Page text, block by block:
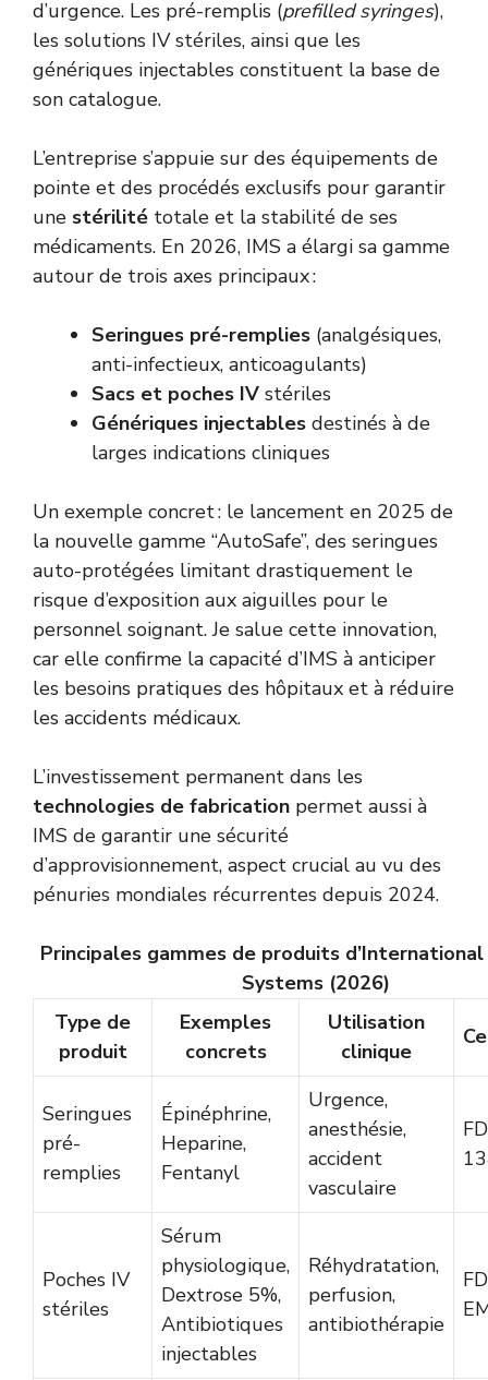
d’urgence. Les pré-remplis (prefilled syringes),
les solutions IV stériles, ainsi que les
génériques injectables constituent la base de
son catalogue.
L’entreprise s’appuie sur des équipements de
pointe et des procédés exclusifs pour garantir
une stérilité totale et la stabilité de ses
médicaments. En 2026, IMS a élargi sa gamme
autour de trois axes principaux :
Seringues pré-remplies (analgésiques,
anti-infectieux, anticoagulants)
Sacs et poches IV stériles
Génériques injectables destinés à de
larges indications cliniques
Un exemple concret : le lancement en 2025 de
la nouvelle gamme “AutoSafe”, des seringues
auto-protégées limitant drastiquement le
risque d’exposition aux aiguilles pour le
personnel soignant. Je salue cette innovation,
car elle confirme la capacité d’IMS à anticiper
les besoins pratiques des hôpitaux et à réduire
les accidents médicaux.
L’investissement permanent dans les
technologies de fabrication permet aussi à
IMS de garantir une sécurité
d’approvisionnement, aspect crucial au vu des
pénuries mondiales récurrentes depuis 2024.
Principales gammes de produits
Systems (2026)
Type de
produit
Exemples
concrets
Utilisation
clinique
Seringues
pré-
remplies
Épinéphrine,
Heparine,
Fentanyl
Urgence,
anesthésie,
accident
vasculaire
Poches IV
stériles
Sérum
physiologique,
Dextrose 5%,
Antibiotiques
injectables
Réhydratation,
perfusion,
antibiothérapie